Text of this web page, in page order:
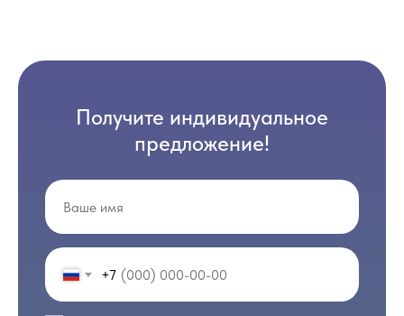
Получите индивидуальное
предложение!
+7